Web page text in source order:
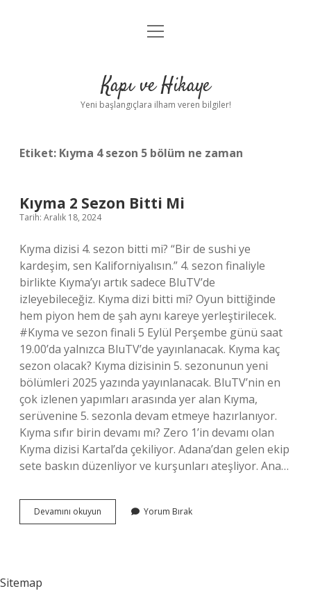
Anasayfa
Yasal Uyarı
menüyü
Kapı ve Hikaye
Yeni başlangıçlara ilham veren bilgiler!
Etiket: Kıyma 4 sezon 5 bölüm ne zaman
Kıyma 2 Sezon Bitti Mi
Tarih: Aralık 18, 2024
Kıyma dizisi 4. sezon bitti mi? “Bir de sushi ye
kardeşim, sen Kaliforniyalısın.” 4. sezon finaliyle
birlikte Kıyma’yı artık sadece BluTV’de
izleyebileceğiz. Kıyma dizi bitti mi? Oyun bittiğinde
hem piyon hem de şah aynı kareye yerleştirilecek.
#Kıyma ve sezon finali 5 Eylül Perşembe günü saat
19.00’da yalnızca BluTV’de yayınlanacak. Kıyma kaç
sezon olacak? Kıyma dizisinin 5. sezonunun yeni
bölümleri 2025 yazında yayınlanacak. BluTV’nin en
çok izlenen yapımları arasında yer alan Kıyma,
serüvenine 5. sezonla devam etmeye hazırlanıyor.
Kıyma sıfır birin devamı mı? Zero 1’in devamı olan
Kıyma dizisi Kartal’da çekiliyor. Adana’dan gelen ekip
sete baskın düzenliyor ve kurşunları ateşliyor. Ana…
Devamını okuyun
2
Yorum Bırak
Sitemap